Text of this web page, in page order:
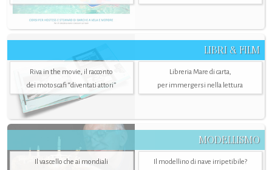
LIBRI & FILM
Riva in the movie, il racconto
dei motoscafi “diventati attori”
Libreria Mare di carta,
per immergersi nella lettura
MODELLISMO
Il vascello che ai mondiali
Il modellino di nave irripetibile?